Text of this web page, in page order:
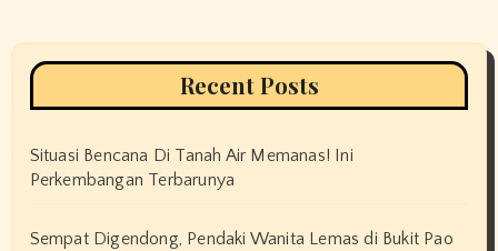
Recent Posts
Situasi Bencana Di Tanah Air Memanas! Ini
Perkembangan Terbarunya
Sempat Digendong, Pendaki Wanita Lemas di Bukit Pao